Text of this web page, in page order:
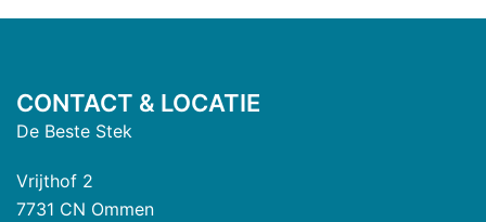
CONTACT & LOCATIE
De Beste Stek
Vrijthof 2
7731 CN Ommen